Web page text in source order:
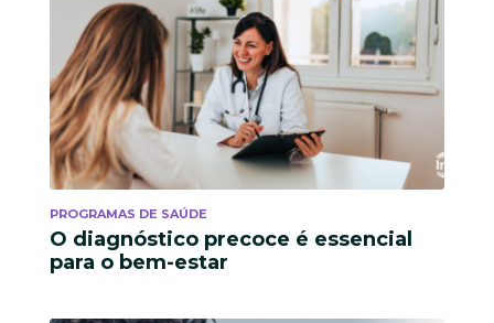
PROGRAMAS DE SAÚDE
O diagnóstico precoce é essencial
para o bem-estar